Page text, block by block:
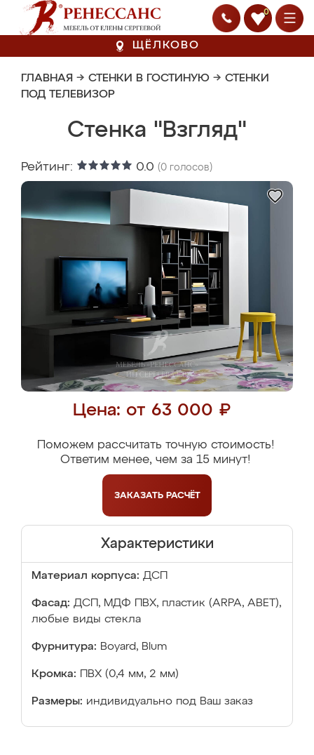
0
ЩЁЛКОВО
ГЛАВНАЯ → СТЕНКИ В ГОСТИНУЮ → СТЕНКИ
ПОД ТЕЛЕВИЗОР
Стенка "Взгляд"
Рейтинг: 0.0 (0 голосов)
Цена: от 63 000 ₽
Поможем рассчитать точную стоимость!
Ответим менее, чем за 15 минут!
ЗАКАЗАТЬ РАСЧЁТ
Характеристики
Материал корпуса: ДСП
Фасад: ДСП, МДФ ПВХ, пластик (ARPA, ABET),
любые виды стекла
Фурнитура: Boyard, Blum
Кромка: ПВХ (0,4 мм, 2 мм)
Размеры: индивидуально под Ваш заказ